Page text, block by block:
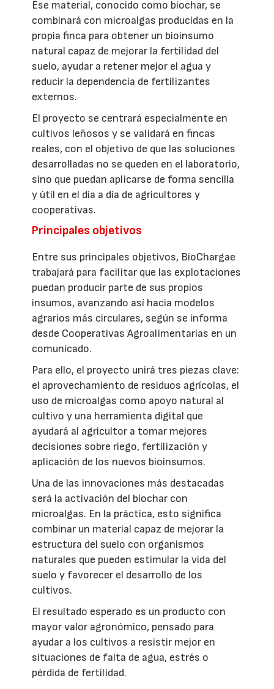
Ese material, conocido como biochar, se
combinará con microalgas producidas en la
propia finca para obtener un bioinsumo
natural capaz de mejorar la fertilidad del
suelo, ayudar a retener mejor el agua y
reducir la dependencia de fertilizantes
externos.
El proyecto se centrará especialmente en
cultivos leñosos y se validará en fincas
reales, con el objetivo de que las soluciones
desarrolladas no se queden en el laboratorio,
sino que puedan aplicarse de forma sencilla
y útil en el día a día de agricultores y
cooperativas.
Principales objetivos
Entre sus principales objetivos, BioChargae
trabajará para facilitar que las explotaciones
puedan producir parte de sus propios
insumos, avanzando así hacia modelos
agrarios más circulares, según se informa
desde Cooperativas Agroalimentarias en un
comunicado.
Para ello, el proyecto unirá tres piezas clave:
el aprovechamiento de residuos agrícolas, el
uso de microalgas como apoyo natural al
cultivo y una herramienta digital que
ayudará al agricultor a tomar mejores
decisiones sobre riego, fertilización y
aplicación de los nuevos bioinsumos.
Una de las innovaciones más destacadas
será la activación del biochar con
microalgas. En la práctica, esto significa
combinar un material capaz de mejorar la
estructura del suelo con organismos
naturales que pueden estimular la vida del
suelo y favorecer el desarrollo de los
cultivos.
El resultado esperado es un producto con
mayor valor agronómico, pensado para
ayudar a los cultivos a resistir mejor en
situaciones de falta de agua, estrés o
pérdida de fertilidad.